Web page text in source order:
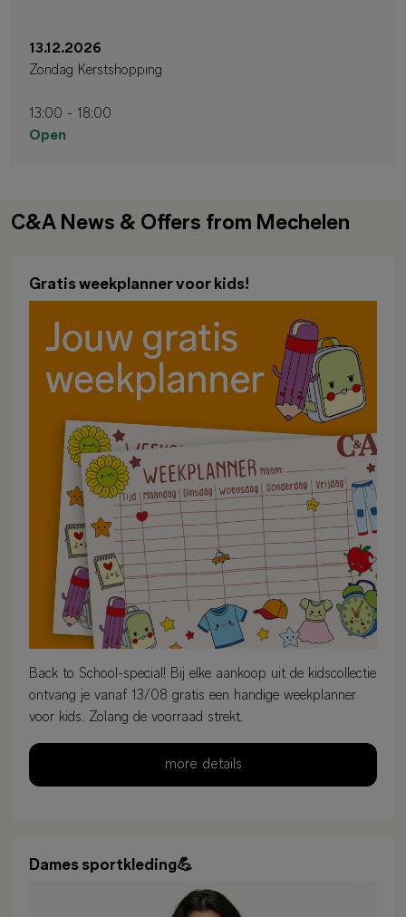
13.12.2026
Zondag Kerstshopping
13:00 - 18:00
Open
C&A News & Offers from Mechelen
Gratis weekplanner voor kids!
Back to School-special! Bij elke aankoop uit de kidscollectie
ontvang je vanaf 13/08 gratis een handige weekplanner
voor kids. Zolang de voorraad strekt.
more details
Dames sportkleding💪